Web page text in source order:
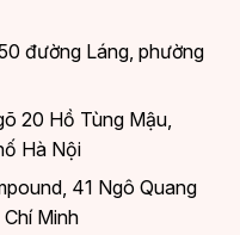
đường Láng, phường
20 Hồ Tùng Mậu,
Hà Nội
41 Ngô Quang
Minh